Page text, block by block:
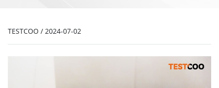
TESTCOO / 2024-07-02